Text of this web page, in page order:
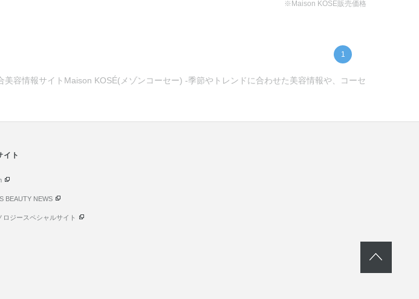
※Maison KOSÉ販売価格
1
容情報サイトMaison KOSÉ(メゾンコーセー) -季節やトレンドに合わせた美容情報や、コーセ
イト
BEAUTY NEWS
ロジースペシャルサイト